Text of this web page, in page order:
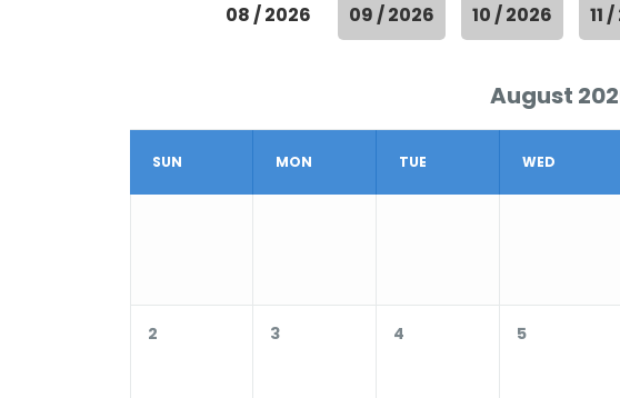
08 / 2026 09 / 2026 10 / 2026 11
August
SUN MON TUE WED
2 3 4 5